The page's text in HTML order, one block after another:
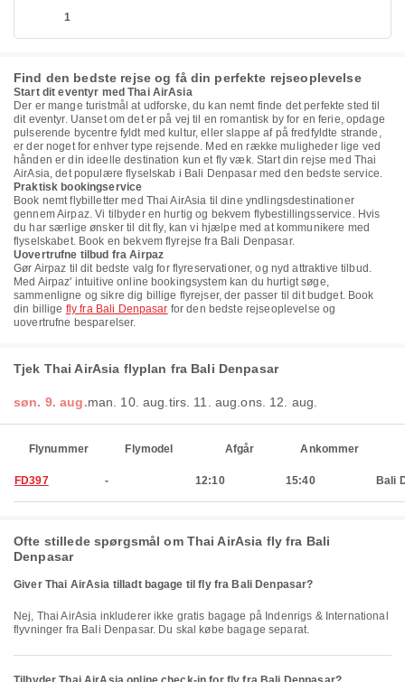
1
Find den bedste rejse og få din perfekte rejseoplevelse
Start dit eventyr med Thai AirAsia
Der er mange turistmål at udforske, du kan nemt finde det perfekte sted til
dit eventyr. Uanset om det er på vej til en romantisk by for en ferie, opdage
pulserende bycentre fyldt med kultur, eller slappe af på fredfyldte strande,
er der noget for enhver type rejsende. Med en række muligheder lige ved
hånden er din ideelle destination kun et fly væk. Start din rejse med Thai
AirAsia, det populære flyselskab i Bali Denpasar med den bedste service.
Praktisk bookingservice
Book nemt flybilletter med Thai AirAsia til dine yndlingsdestinationer
gennem Airpaz. Vi tilbyder en hurtig og bekvem flybestillingsservice. Hvis
du har særlige ønsker til dit fly, kan vi hjælpe med at kommunikere med
flyselskabet. Book en bekvem flyrejse fra Bali Denpasar.
Uovertrufne tilbud fra Airpaz
Gør Airpaz til dit bedste valg for flyreservationer, og nyd attraktive tilbud.
Med Airpaz' intuitive online bookingsystem kan du hurtigt søge,
sammenligne og sikre dig billige flyrejser, der passer til dit budget. Book
din billige fly fra Bali Denpasar for den bedste rejseoplevelse og
uovertrufne besparelser.
Tjek Thai AirAsia flyplan fra Bali Denpasar
søn. 9. aug.man. 10. aug. tirs. 11. aug.ons. 12. aug.
Flynummer Flymodel Afgår Ankommer
FD397 - 12:10 15:40 Bali
Ofte stillede spørgsmål om Thai AirAsia fly fra Bali
Denpasar
Giver Thai AirAsia tilladt bagage til fly fra Bali Denpasar?
Nej, Thai AirAsia inkluderer ikke gratis bagage på Indenrigs & International
flyvninger fra Bali Denpasar. Du skal købe bagage separat.